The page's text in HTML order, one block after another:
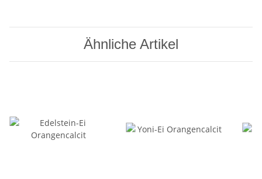
Ähnliche Artikel